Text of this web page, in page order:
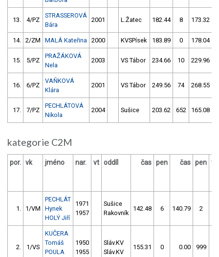
13. 4/PZ
STRASSEROVÁ
Bára
2001 L.Žatec 182.44 8 173.32
14. 2/ZM MALÁ Kateřina 2000 KVSPísek 183.89 0 178.04
15. 5/PZ
PRAŽÁKOVÁ
Nela
2003 VS Tábor 234.66 10 229.96
16. 6/PZ
VAŇKOVÁ
Klára
2001 VS Tábor 249.56 74 268.55
17. 7/PZ
PECHLÁTOVÁ
Nikola
2004 Sušice 203.62 652 165.08
kategorie C2M
por. vk jméno nar. vt oddíl čas pen čas pen
1. 1/VM
PECHLÁT
Hynek
HOLÝ Jiří
1971
1957
Sušice
Rakovník
142.48 6 140.79 2
2. 1/VS
KUČERA
Tomáš
POULA
1950
1955
Sláv.KV
Sláv.KV
155.31 0 0.00 999